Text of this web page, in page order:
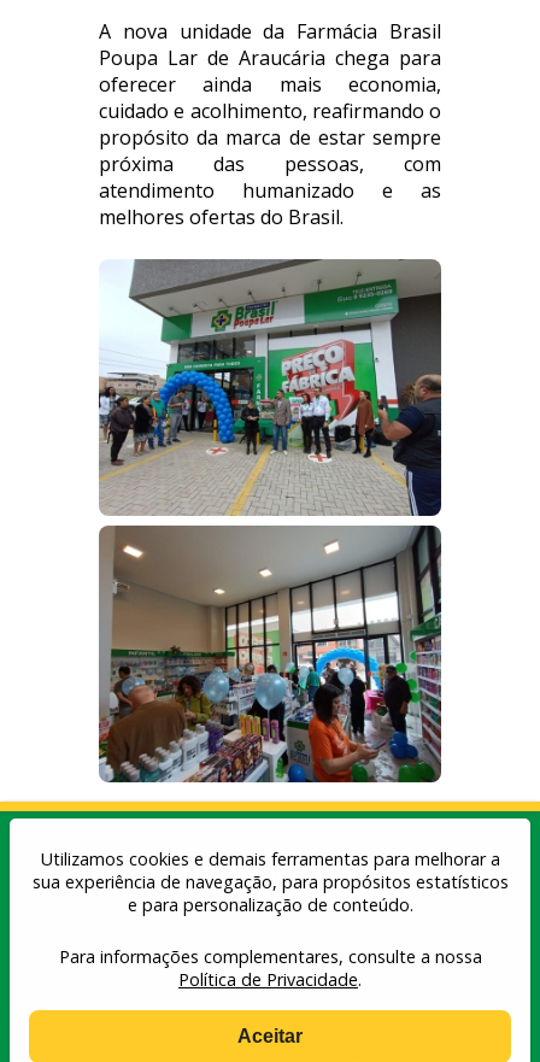
A nova unidade da Farmácia Brasil
Poupa Lar de Araucária chega para
oferecer ainda mais economia,
cuidado e acolhimento, reafirmando o
propósito da marca de estar sempre
próxima das pessoas, com
atendimento humanizado e as
melhores ofertas do Brasil.
Política de privacidade| Copyright© 2026 -
Farmácias Brasil Poupa Lar
Utilizamos cookies e demais ferramentas para melhorar a
sua experiência de navegação, para propósitos estatísticos
e para personalização de conteúdo.
Para informações complementares, consulte a nossa
Política de Privacidade.
Aceitar